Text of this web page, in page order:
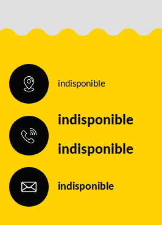
indisponible
indisponible
indisponible
indisponible